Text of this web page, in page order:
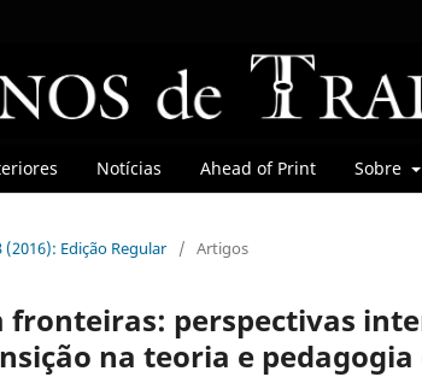
Notícias Ahead of Print Sobre
(2016): Edição Regular / Artigos
fronteiras: perspectivas
na teoria e